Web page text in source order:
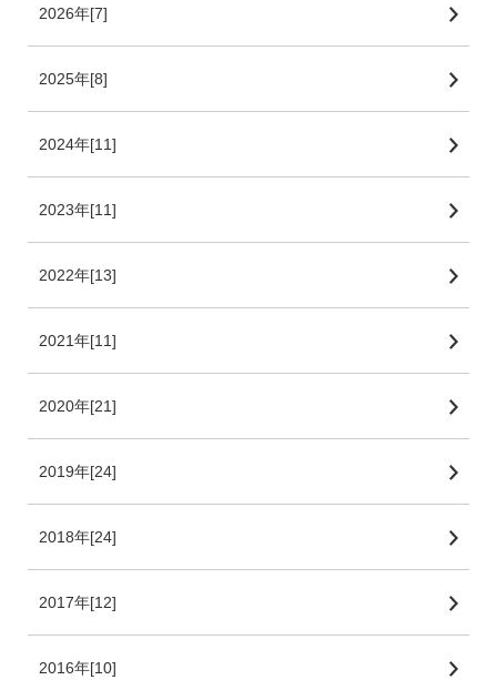
2026年[7]
2025年[8]
2024年[11]
2023年[11]
2022年[13]
2021年[11]
2020年[21]
2019年[24]
2018年[24]
2017年[12]
2016年[10]